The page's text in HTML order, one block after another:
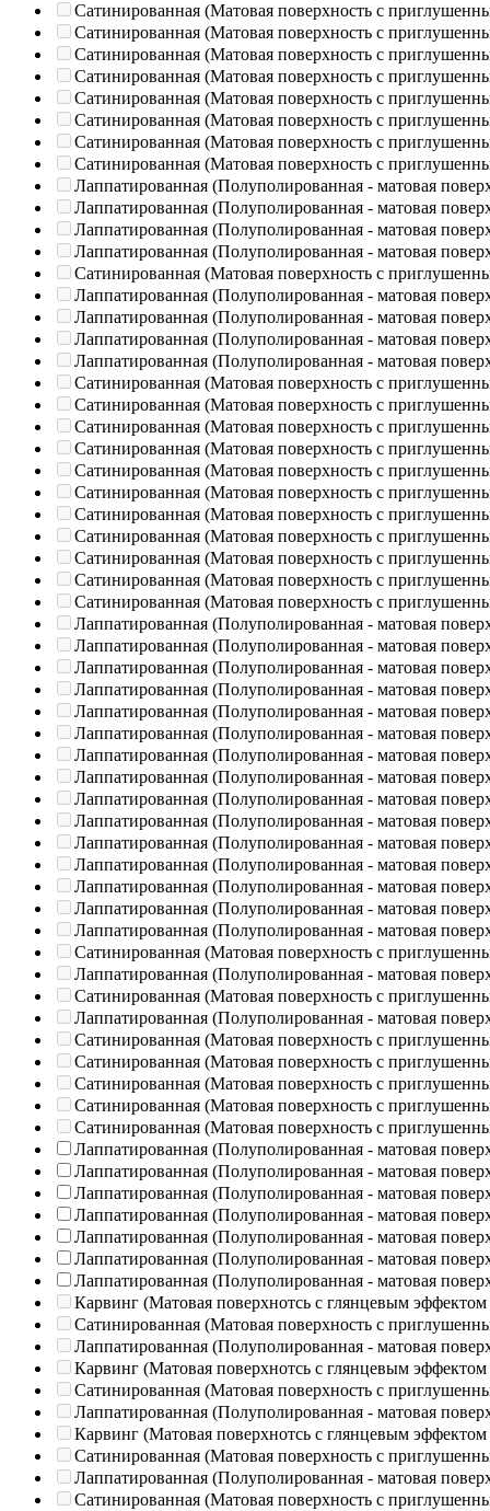
Сатинированная (Матовая поверхность с
Сатинированная (Матовая поверхность с
Сатинированная (Матовая поверхность с
Сатинированная (Матовая поверхность с
Сатинированная (Матовая поверхность с
Сатинированная (Матовая поверхность с
Сатинированная (Матовая поверхность с
Сатинированная (Матовая поверхность с
Лаппатированная (Полуполированная - матовая
Лаппатированная (Полуполированная - матовая
Лаппатированная (Полуполированная - матовая
Лаппатированная (Полуполированная - матовая
Сатинированная (Матовая поверхность с
Лаппатированная (Полуполированная - матовая
Лаппатированная (Полуполированная - матовая
Лаппатированная (Полуполированная - матовая
Лаппатированная (Полуполированная - матовая
Сатинированная (Матовая поверхность с
Сатинированная (Матовая поверхность с
Сатинированная (Матовая поверхность с
Сатинированная (Матовая поверхность с
Сатинированная (Матовая поверхность с
Сатинированная (Матовая поверхность с
Сатинированная (Матовая поверхность с
Сатинированная (Матовая поверхность с
Сатинированная (Матовая поверхность с
Сатинированная (Матовая поверхность с
Сатинированная (Матовая поверхность с
Лаппатированная (Полуполированная - матовая
Лаппатированная (Полуполированная - матовая
Лаппатированная (Полуполированная - матовая
Лаппатированная (Полуполированная - матовая
Лаппатированная (Полуполированная - матовая
Лаппатированная (Полуполированная - матовая
Лаппатированная (Полуполированная - матовая
Лаппатированная (Полуполированная - матовая
Лаппатированная (Полуполированная - матовая
Лаппатированная (Полуполированная - матовая
Лаппатированная (Полуполированная - матовая
Лаппатированная (Полуполированная - матовая
Лаппатированная (Полуполированная - матовая
Лаппатированная (Полуполированная - матовая
Лаппатированная (Полуполированная - матовая
Сатинированная (Матовая поверхность с
Лаппатированная (Полуполированная - матовая
Сатинированная (Матовая поверхность с
Лаппатированная (Полуполированная - матовая
Сатинированная (Матовая поверхность с
Сатинированная (Матовая поверхность с
Сатинированная (Матовая поверхность с
Сатинированная (Матовая поверхность с
Сатинированная (Матовая поверхность с
Лаппатированная (Полуполированная - матовая
Лаппатированная (Полуполированная - матовая
Лаппатированная (Полуполированная - матовая
Лаппатированная (Полуполированная - матовая
Лаппатированная (Полуполированная - матовая
Лаппатированная (Полуполированная - матовая
Лаппатированная (Полуполированная - матовая
Карвинг (Матовая поверхнотсь с глянцевым эффектом
Сатинированная (Матовая поверхность с
Лаппатированная (Полуполированная - матовая
Карвинг (Матовая поверхнотсь с глянцевым эффектом
Сатинированная (Матовая поверхность с
Лаппатированная (Полуполированная - матовая
Карвинг (Матовая поверхнотсь с глянцевым эффектом
Сатинированная (Матовая поверхность с
Лаппатированная (Полуполированная - матовая
Сатинированная (Матовая поверхность с